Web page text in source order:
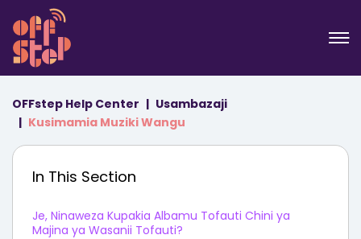
OFFstep Help Center
Usambazaji
Kusimamia Muziki Wangu
In This Section
Je, Ninaweza Kupakia Albamu Tofauti Chini ya
Majina ya Wasanii Tofauti?